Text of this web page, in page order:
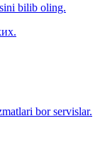
bilib oling.
bor servislar.